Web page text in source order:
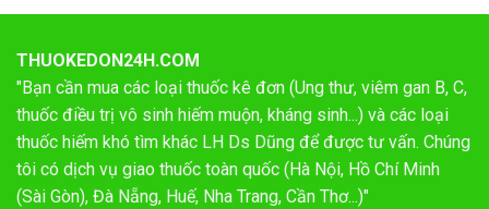
THUOKEDON24H.COM
"Bạn cần mua các loại thuốc kê đơn (Ung thư, viêm gan B, C,
thuốc điều trị vô sinh hiếm muộn, kháng sinh...) và các loại
thuốc hiếm khó tìm khác LH Ds Dũng để được tư vấn. Chúng
tôi có dịch vụ giao thuốc toàn quốc (Hà Nội, Hồ Chí Minh
(Sài Gòn), Đà Nẵng, Huế, Nha Trang, Cần Thơ...)"